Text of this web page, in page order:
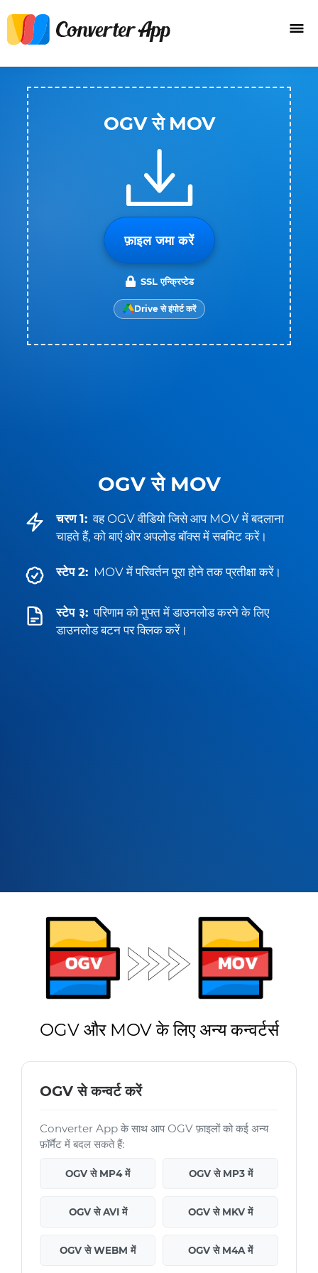
OGV से MOV
चरण 1: वह OGV वीडियो जिसे आप MOV में बदलाना
चाहते हैं, को बाएं ओर अपलोड बॉक्स में सबमिट करें।
स्टेप 2: MOV में परिवर्तन पूरा होने तक प्रतीक्षा करें।
स्टेप ३: परिणाम को मुफ्त में डाउनलोड करने के लिए
डाउनलोड बटन पर क्लिक करें।
OGV से MOV
फ़ाइल जमा करें
SSL एन्क्रिप्टेड
Drive से इंपोर्ट करें
OGV और MOV के लिए अन्य कन्वर्टर्स
OGV से कन्वर्ट करें
Converter App के साथ आप OGV फ़ाइलों को कई अन्य
फ़ॉर्मैट में बदल सकते हैं:
OGV से MP4 में OGV से MP3 में
OGV से AVI में OGV से MKV में
OGV से WEBM में OGV से M4A में